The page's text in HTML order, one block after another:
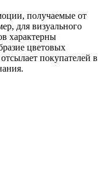
получаемые от
для визуального
характерны
цветовых
покупателей в